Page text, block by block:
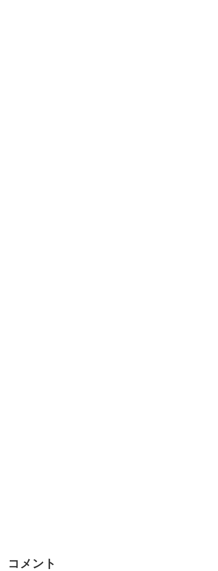
コメント